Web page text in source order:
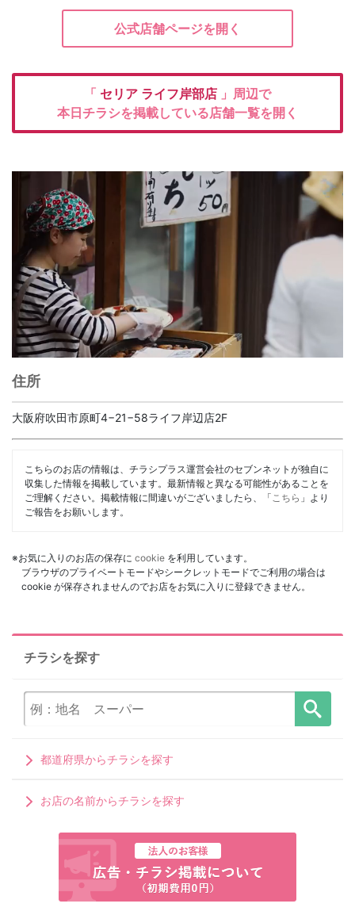
公式店舗ページを開く
「 セリア ライフ岸部店 」周辺で
本日チラシを掲載している店舗一覧を開く
住所
大阪府吹田市原町4−21−58ライフ岸辺店2F
こちらのお店の情報は、チラシプラス運営会社のセブンネットが独自に
収集した情報を掲載しています。最新情報と異なる可能性があることを
ご理解ください。掲載情報に間違いがございましたら、「 こちら 」より
ご報告をお願いします。
※お気に入りのお店の保存に cookie を利用しています。
ブラウザのプライベートモードやシークレットモードでご利用の場合は
cookie が保存されませんのでお店をお気に入りに登録できません。
チラシを探す
都道府県からチラシを探す
お店の名前からチラシを探す